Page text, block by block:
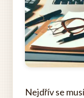
Nejdřív se